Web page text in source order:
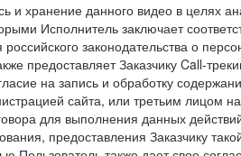
и хранение данного видео в целях
Исполнитель заключает
законодательства о
предоставляет Заказчику Call-
на запись и обработку
сайта, или третьим лицом
для выполнения данных
предоставления Заказчику